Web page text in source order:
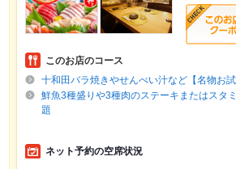
このお店のコース
十和田バラ焼きやせんべい汁など【名物お
鮮魚3種盛りや3種肉のステーキまたはスタ
題
ネット予約の空席状況